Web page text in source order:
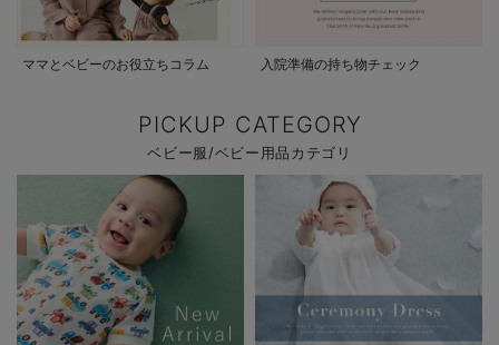
ママとベビーのお役立ちコラム 入院準備の持ち物チェック
PICKUP CATEGORY
ベビー服/ベビー用品カテゴリ